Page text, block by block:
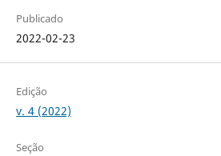
Publicado
2022-02-23
Edição
v. 4 (2022)
Seção